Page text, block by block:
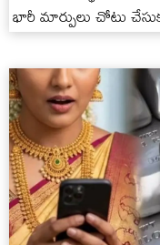
భారీ మార్పులు చోటు